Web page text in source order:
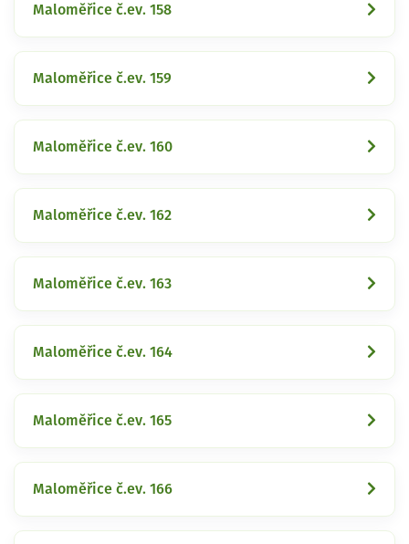
Maloměřice č.ev. 158
Maloměřice č.ev. 159
Maloměřice č.ev. 160
Maloměřice č.ev. 162
Maloměřice č.ev. 163
Maloměřice č.ev. 164
Maloměřice č.ev. 165
Maloměřice č.ev. 166